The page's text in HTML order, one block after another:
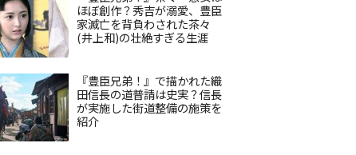
ほぼ創作？秀吉が溺愛、豊臣
家滅亡を背負わされた茶々
(井上和)の壮絶すぎる生涯
『豊臣兄弟！』で描かれた織
田信長の道普請は史実？信長
が実施した街道整備の施策を
紹介